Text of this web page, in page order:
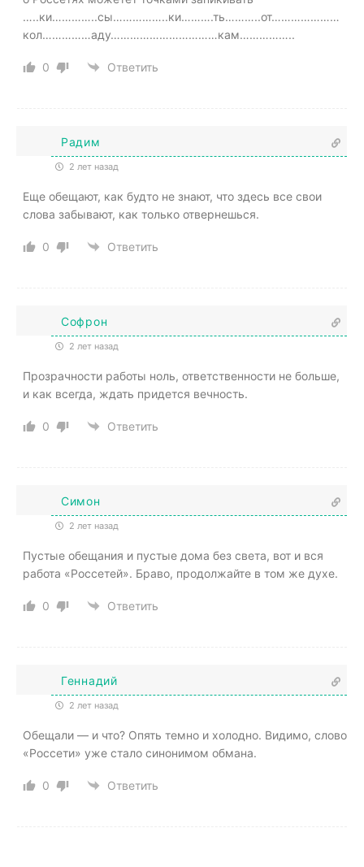
…..ки…………..сы……………..ки……….ть………..от…………………
кол……………аду……………………………кам……………..
0 Ответить
Радим
2 лет назад
Еще обещают, как будто не знают, что здесь все свои
слова забывают, как только отвернешься.
0 Ответить
Софрон
2 лет назад
Прозрачности работы ноль, ответственности не больше,
и как всегда, ждать придется вечность.
0 Ответить
Симон
2 лет назад
Пустые обещания и пустые дома без света, вот и вся
работа «Россетей». Браво, продолжайте в том же духе.
0 Ответить
Геннадий
2 лет назад
Обещали — и что? Опять темно и холодно. Видимо, слово
«Россети» уже стало синонимом обмана.
0 Ответить